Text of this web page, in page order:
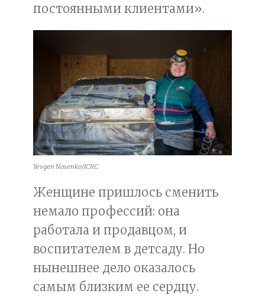
постоянными клиентами».
Yevgen Nosenko/ICRC
Женщине пришлось сменить
немало профессий: она
работала и продавцом, и
воспитателем в детсаду. Но
нынешнее дело оказалось
самым близким ее сердцу.